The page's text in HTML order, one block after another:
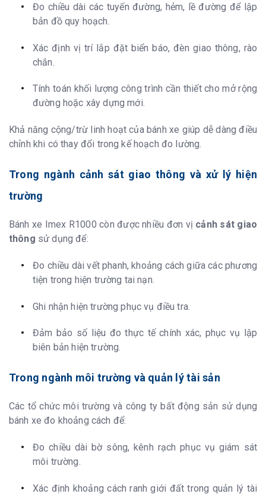
Đo chiều dài các tuyến đường, hẻm, lề đường để lập
bản đồ quy hoạch.
Xác định vị trí lắp đặt biển báo, đèn giao thông, rào
chắn.
Tính toán khối lượng công trình cần thiết cho mở rộng
đường hoặc xây dựng mới.
Khả năng cộng/trừ linh hoạt của bánh xe giúp dễ dàng điều
chỉnh khi có thay đổi trong kế hoạch đo lường.
Trong ngành cảnh sát giao thông và xử lý hiện
trường
Bánh xe Imex R1000 còn được nhiều đơn vị cảnh sát giao
thông sử dụng để:
Đo chiều dài vết phanh, khoảng cách giữa các phương
tiện trong hiện trường tai nạn.
Ghi nhận hiện trường phục vụ điều tra.
Đảm bảo số liệu đo thực tế chính xác, phục vụ lập
biên bản hiện trường.
Trong ngành môi trường và quản lý tài sản
Các tổ chức môi trường và công ty bất động sản sử dụng
bánh xe đo khoảng cách để:
Đo chiều dài bờ sông, kênh rạch phục vụ giám sát
môi trường.
Xác định khoảng cách ranh giới đất trong quản lý tài